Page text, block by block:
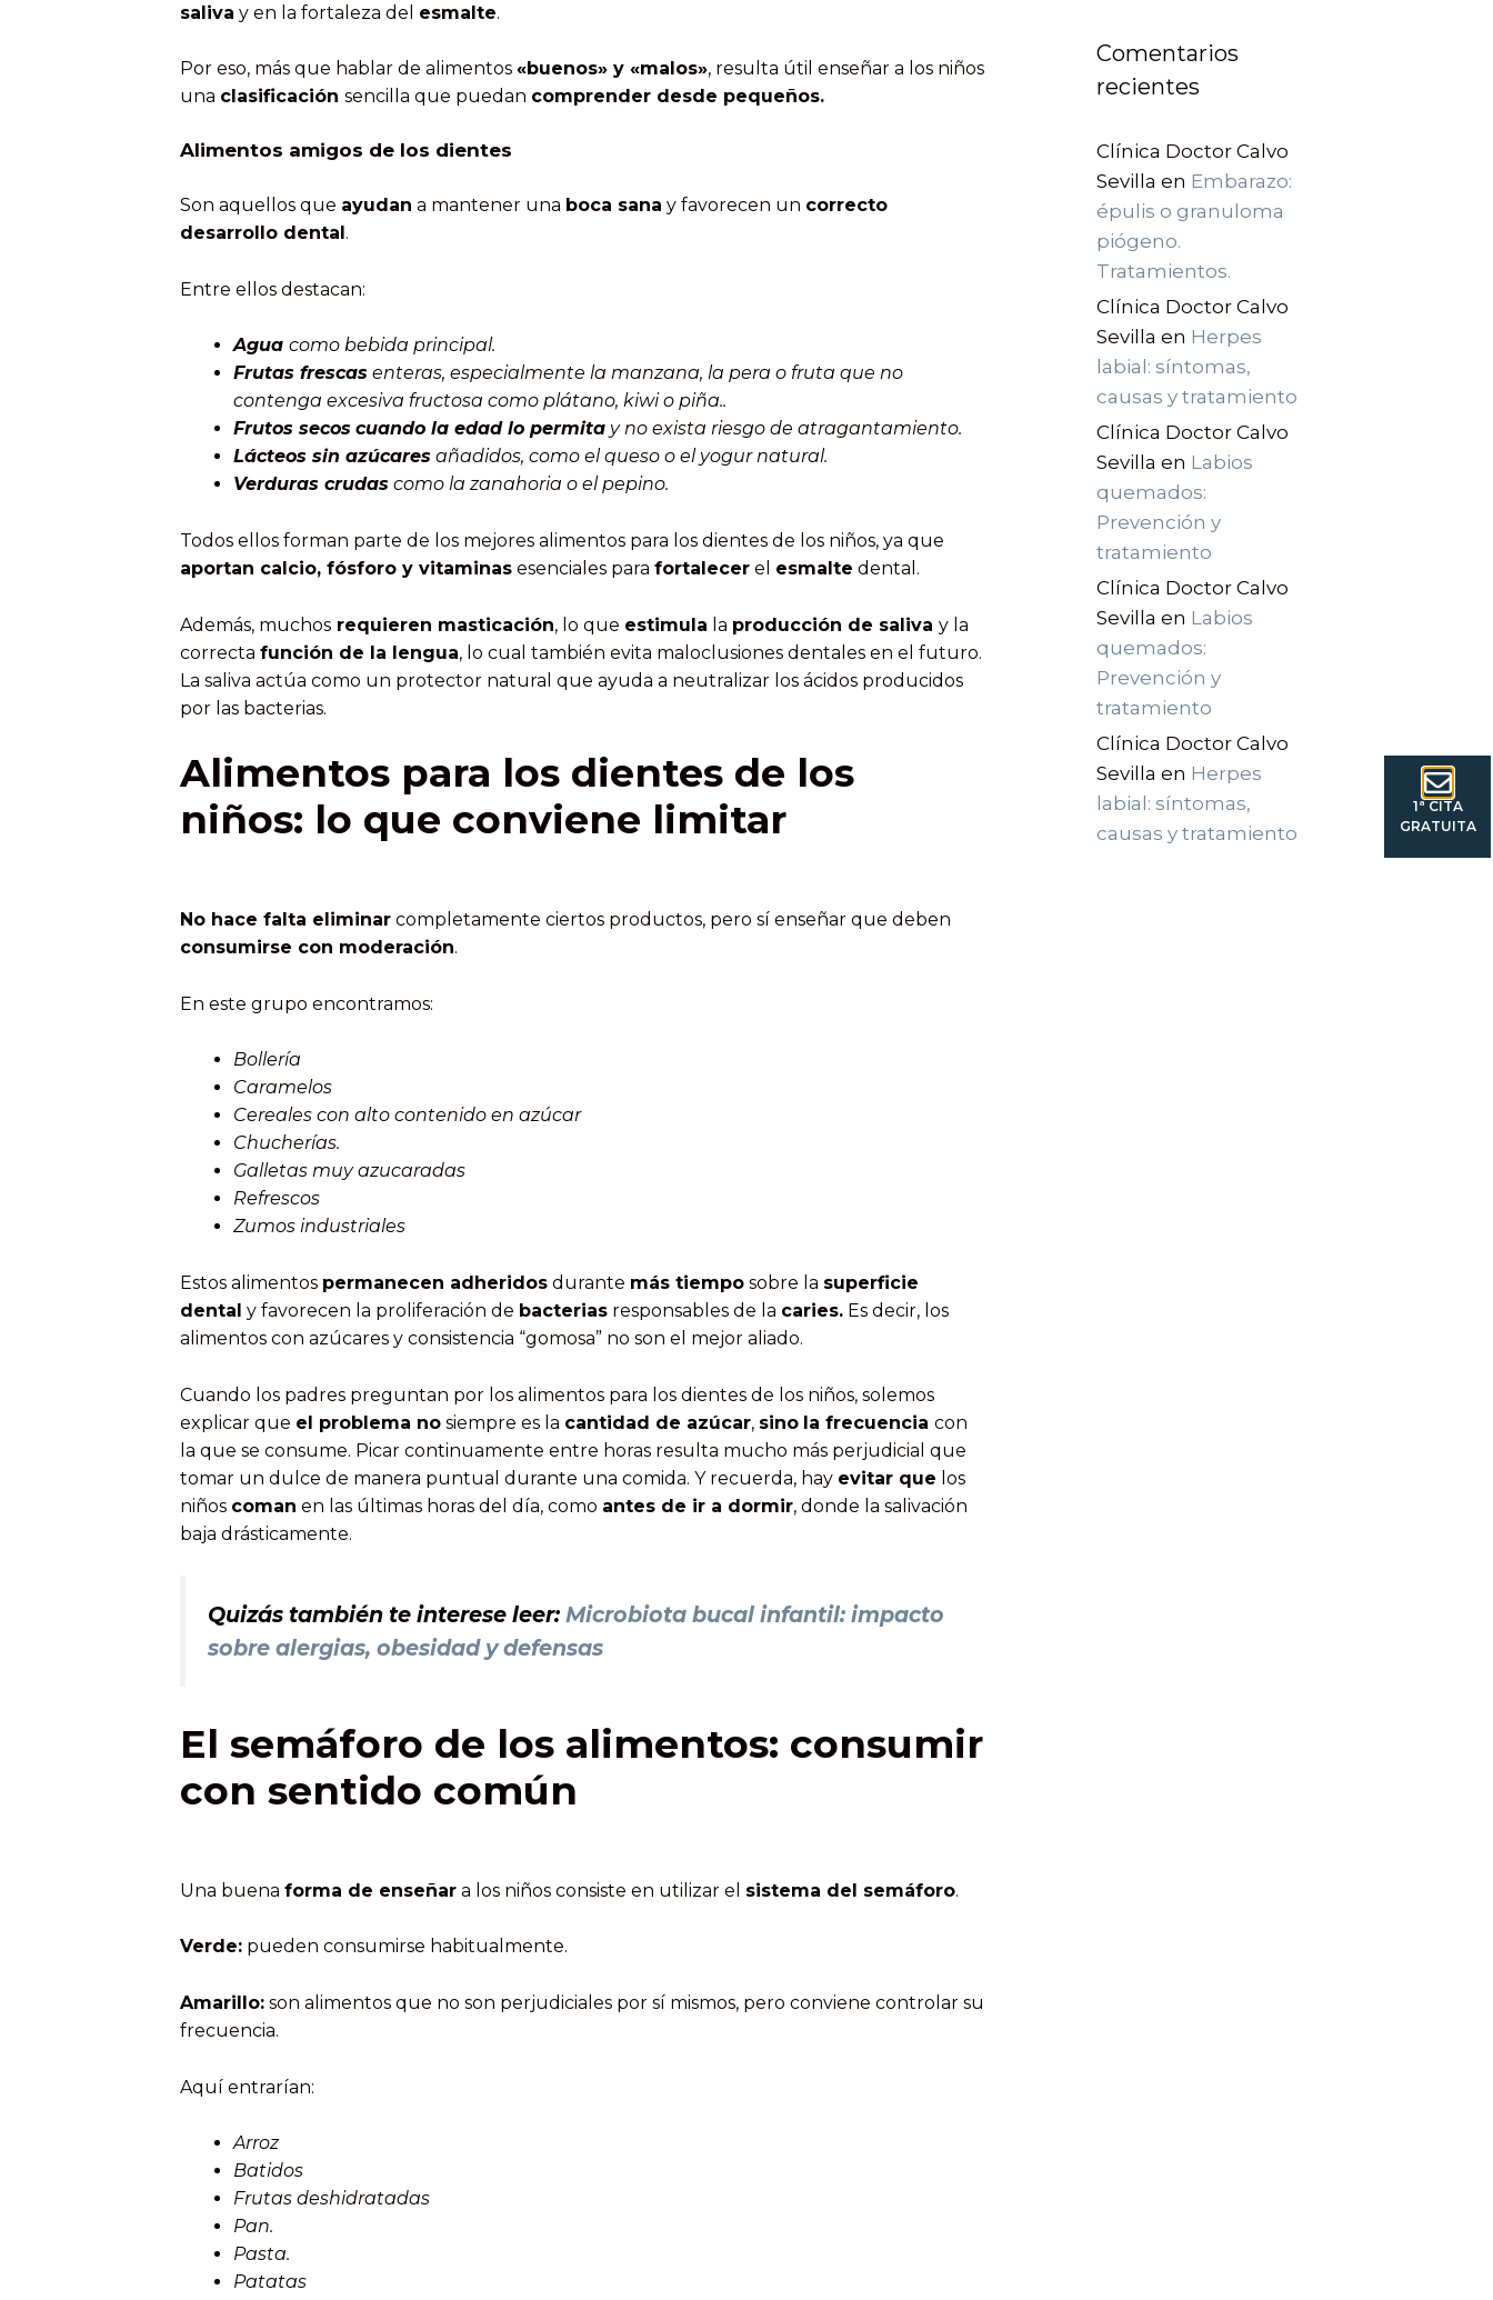
saliva y en la fortaleza del esmalte.
Por eso, más que hablar de alimentos «buenos» y «malos», resulta útil enseñar a los niños
una clasificación sencilla que puedan comprender desde pequeños.
Alimentos amigos de los dientes
Son aquellos que ayudan a mantener una boca sana y favorecen un correcto
desarrollo dental .
Entre ellos destacan:
Agua como bebida principal.
Frutas frescas enteras, especialmente la manzana, la pera o fruta que no
contenga excesiva fructosa como plátano, kiwi o piña..
Frutos secos cuando la edad lo permita y no exista riesgo de atragantamiento.
Lácteos sin azúcares añadidos, como el queso o el yogur natural.
Verduras crudas como la zanahoria o el pepino.
Todos ellos forman parte de los mejores alimentos para los dientes de los niños, ya que
aportan calcio, fósforo y vitaminas esenciales para fortalecer el esmalte dental.
Además, muchos requieren masticación, lo que estimula la producción de saliva y la
correcta función de la lengua, lo cual también evita maloclusiones dentales en el futuro.
La saliva actúa como un protector natural que ayuda a neutralizar los ácidos producidos
por las bacterias.
Alimentos para los dientes de los
niños: lo que conviene limitar
No hace falta eliminar completamente ciertos productos, pero sí enseñar que deben
consumirse con moderación.
En este grupo encontramos:
Bollería
Caramelos
Cereales con alto contenido en azúcar
Chucherías.
Galletas muy azucaradas
Refrescos
Zumos industriales
Estos alimentos permanecen adheridos durante más tiempo sobre la superficie
dental y favorecen la proliferación de bacterias responsables de la caries. Es decir, los
alimentos con azúcares y consistencia “gomosa” no son el mejor aliado.
Cuando los padres preguntan por los alimentos para los dientes de los niños, solemos
explicar que el problema no siempre es la cantidad de azúcar, sino la frecuencia con
la que se consume. Picar continuamente entre horas resulta mucho más perjudicial que
tomar un dulce de manera puntual durante una comida. Y recuerda, hay evitar que los
niños coman en las últimas horas del día, como antes de ir a dormir, donde la salivación
baja drásticamente.
Quizás también te interese leer: Microbiota bucal infantil: impacto
sobre alergias, obesidad y defensas
El semáforo de los alimentos: consumir
con sentido común
Una buena forma de enseñar a los niños consiste en utilizar el sistema del semáforo.
Verde: pueden consumirse habitualmente.
Amarillo: son alimentos que no son perjudiciales por sí mismos, pero conviene controlar su
frecuencia.
Aquí entrarían:
Arroz
Batidos
Frutas deshidratadas
Pan.
Pasta.
Patatas
Comentarios
recientes
Clínica Doctor Calvo
Sevilla en Embarazo:
épulis o granuloma
piógeno.
Tratamientos.
Clínica Doctor Calvo
Sevilla en Herpes
labial: síntomas,
causas y tratamiento
Clínica Doctor Calvo
Sevilla en Labios
quemados:
Prevención y
tratamiento
Clínica Doctor Calvo
Sevilla en Labios
quemados:
Prevención y
tratamiento
Clínica Doctor Calvo
Sevilla en Herpes
labial: síntomas,
causas y tratamiento
1ª CITA
GRATUITA